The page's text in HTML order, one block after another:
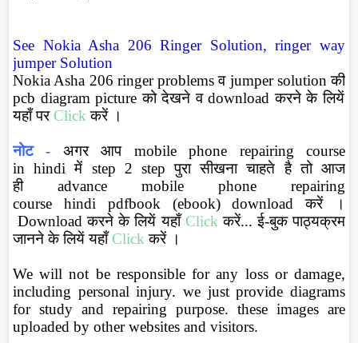
See Nokia Asha 206 Ringer Solution, ringer way
jumper Solution
Nokia Asha 206 ringer problems व jumper solution की
pcb diagram picture कोदेखने व download करने के लियें
यहाँ पर Click करें ।
नोट - अगर आप
mobile phone repairing course
in hindi में step 2 step पुरा सीखना चाहते है तो आज
ही
advance mobile phone repairing
course
hindi pdfbook (ebook) download
करें ।
Download करने के लियें यहाँ Click करें... ई-बुक पाठ्यक्रम
जानने के लियें यहाँ Click करें ।
We will not be responsible for any loss or damage,
including personal injury. we just provide diagrams
for study and repairing purpose. these images are
uploaded by other websites and visitors.